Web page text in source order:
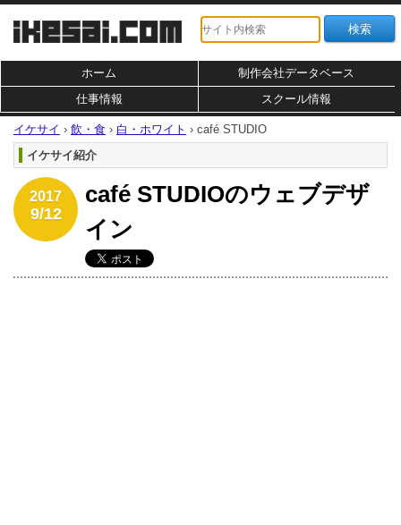
ホーム
制作会社データベース
仕事情報
スクール情報
イケサイ › 飲・食 › 白・ホワイト › café STUDIO
イケサイ紹介
2017
9/12
café STUDIOのウェブデザ
イン